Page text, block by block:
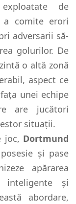
de
a comite erori
adversarii să-
golurilor. De
o altă zonă
aspect ce
unei echipe
are jucători
situații.
joc, Dortmund
și pase
apărarea
inteligente și
abordare,